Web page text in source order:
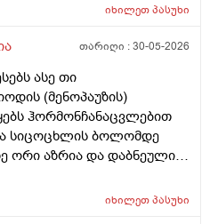
ქალაქში გავემგვაზრე
შემდეგი 1 კვირის
მისვლას ექიმთან. არის
აზრი აქვს განმეორებით
მქონდა ხოლმე28-
იხილეთპასუხი
თარიღი :30-05-2026
ასე თი
(მენოპაუზის)
ჰორმონჩანაცვლებით
სიცოცხლის ბოლომდე
ორი აზრია და დაბნეული
(სიცოცხლის
იხილეთპასუხი